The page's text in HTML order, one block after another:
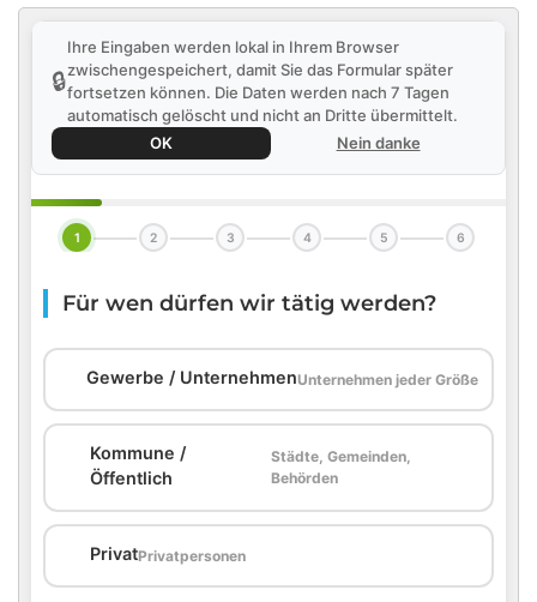
🔒
Ihre Eingaben werden lokal in Ihrem Browser
zwischengespeichert, damit Sie das Formular später
fortsetzen können. Die Daten werden nach 7 Tagen
automatisch gelöscht und nicht an Dritte übermittelt.
OK
Nein danke
1 2 3 4 5 6
Für wen dürfen wir tätig werden?
Gewerbe / UnternehmenUnternehmen jeder Größe
Kommune /
Öffentlich
Städte, Gemeinden,
Behörden
PrivatPrivatpersonen